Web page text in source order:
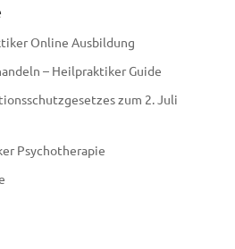
Online Ausbildung
– Heilpraktiker Guide
zum 2. Juli
Psychotherapie